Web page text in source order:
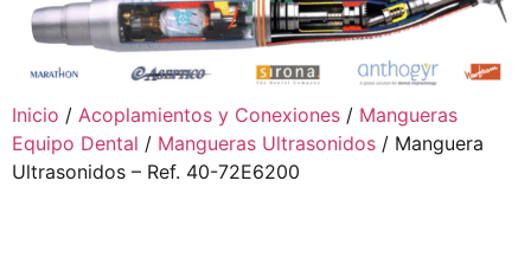
Inicio / Acoplamientos y Conexiones / Mangueras
Equipo Dental / Mangueras Ultrasonidos / Manguera
Ultrasonidos – Ref. 40-72E6200